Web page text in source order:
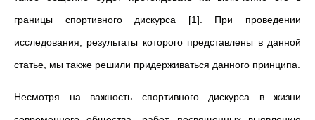
границы спортивного дискурса [1]. При проведении
исследования, результаты которого представлены в данной
статье, мы также решили придерживаться данного принципа.
Несмотря на важность спортивного дискурса в жизни